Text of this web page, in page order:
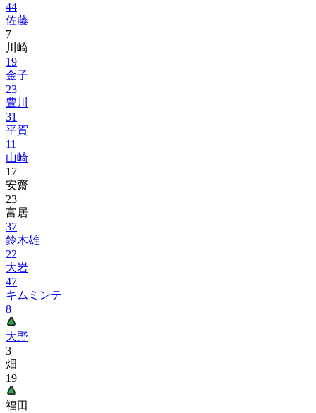
44
佐藤
7
川崎
19
金子
23
豊川
31
平賀
11
山崎
17
安齋
23
富居
37
鈴木雄
22
大岩
47
キムミンテ
8
大野
3
畑
19
福田